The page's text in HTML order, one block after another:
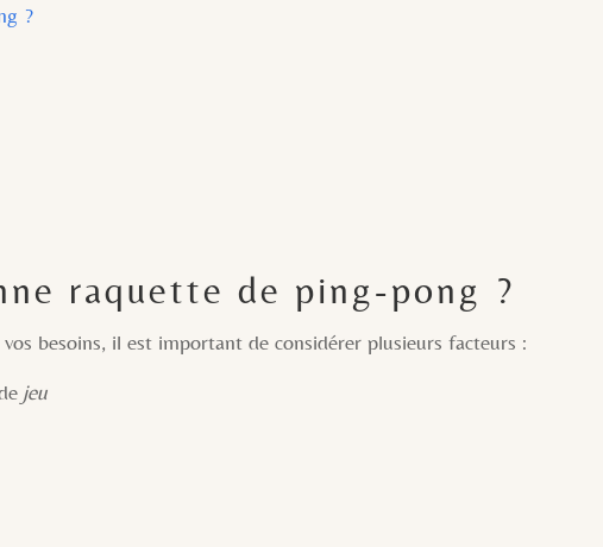
?
raquette de ping-pong ?
besoins, il est important de considérer plusieurs facteurs :
jeu